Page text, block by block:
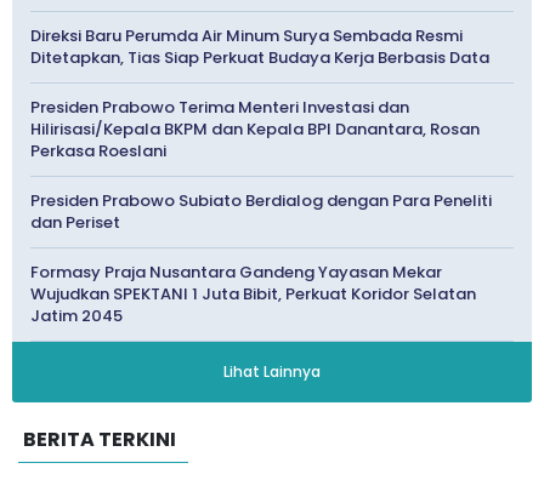
Direksi Baru Perumda Air Minum Surya Sembada Resmi
Ditetapkan, Tias Siap Perkuat Budaya Kerja Berbasis Data
Presiden Prabowo Terima Menteri Investasi dan
Hilirisasi/Kepala BKPM dan Kepala BPI Danantara, Rosan
Perkasa Roeslani
Presiden Prabowo Subiato Berdialog dengan Para Peneliti
dan Periset
Formasy Praja Nusantara Gandeng Yayasan Mekar
Wujudkan SPEKTANI 1 Juta Bibit, Perkuat Koridor Selatan
Jatim 2045
Lihat Lainnya
BERITA TERKINI